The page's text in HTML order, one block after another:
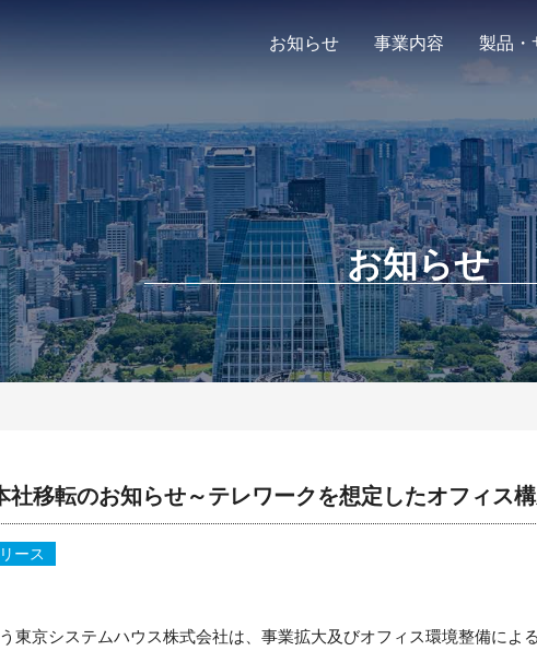
お知らせ 事業内容 製品・
お知らせ
社移転のお知らせ～テレワークを想定したオフィス
ース
東京システムハウス株式会社は、事業拡大及びオフィス環境整備に